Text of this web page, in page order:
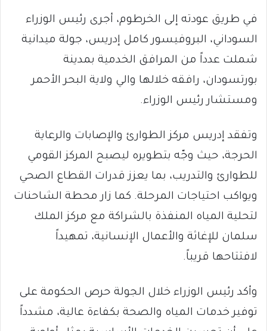
في طريق عودته إلى الخرطوم، أجرى رئيس الوزراء
السوداني، البروفيسور كامل إدريس، جولة ميدانية
شملت عدداً من المرافق الخدمية بمدينة
بورتسودان، رافقه خلالها والي ولاية البحر الأحمر
ومستشار رئيس الوزراء.
وتفقد إدريس مركز الطوارئ والإصابات والرعاية
الحرجة، حيث وجّه بتطويره ليصبح المركز القومي
للطوارئ والتدريب، بما يعزز قدرات القطاع الصحي
ويواكب احتياجات المرحلة. كما زار محطة الشاحنات
لتحلية المياه المنفذة بالشراكة مع مركز الملك
سلمان للإغاثة والأعمال الإنسانية، تمهيداً
لافتتاحها قريباً.
وأكد رئيس الوزراء خلال الجولة حرص الحكومة على
توفير خدمات المياه والصحة بكفاءة عالية، مشدداً